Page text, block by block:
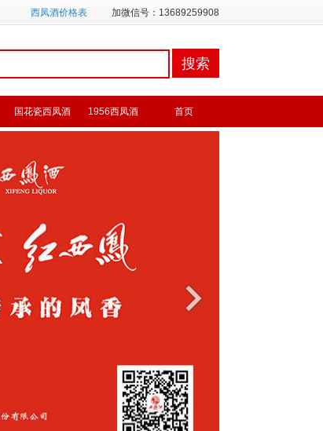
西凤酒价格表 加微信号：13689259908
首页
1956西凤酒
国花瓷西凤酒